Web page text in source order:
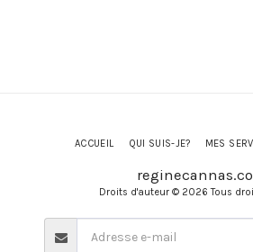
Droits d'auteur © 2026 Tous
ACCUEIL QUI SUIS-JE? MES